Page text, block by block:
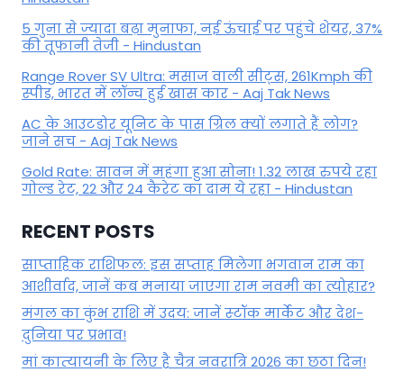
5 गुना से ज्यादा बढ़ा मुनाफा, नई ऊंचाई पर पहुंचे शेयर, 37%
की तूफानी तेजी - Hindustan
Range Rover SV Ultra: मसाज वाली सीट्स, 261Kmph की
स्पीड, भारत में लॉन्च हुई खास कार - Aaj Tak News
AC के आउटडोर यूनिट के पास ग्रिल क्यों लगाते हैं लोग?
जाने सच - Aaj Tak News
Gold Rate: सावन में महंगा हुआ सोना! 1.32 लाख रुपये रहा
गोल्ड रेट, 22 और 24 कैरेट का दाम ये रहा - Hindustan
RECENT POSTS
साप्ताहिक राशिफल: इस सप्ताह मिलेगा भगवान राम का
आशीर्वाद, जानें कब मनाया जाएगा राम नवमी का त्योहार?
मंगल का कुंभ राशि में उदय: जानें स्‍टॉक मार्केट और देश-
दुनिया पर प्रभाव!
मां कात्‍यायनी के लिए है चैत्र नवरात्रि 2026 का छठा दिन!